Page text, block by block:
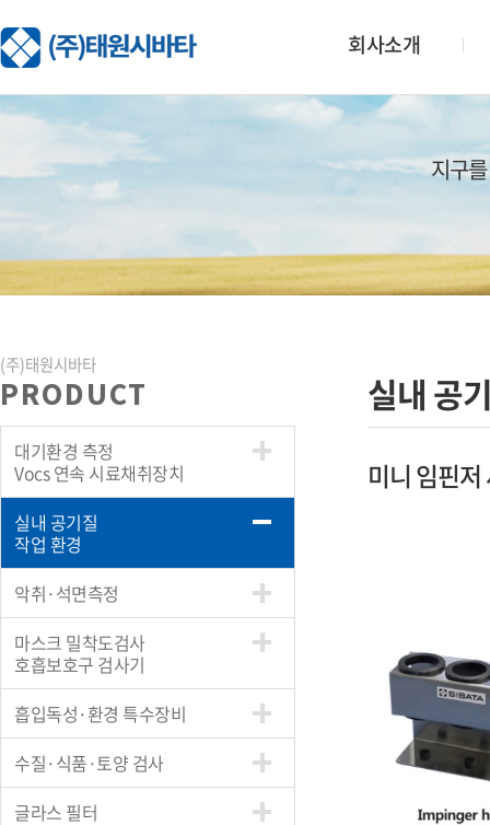
회사소개
지구
(주)태원시바타
PRODUCT
대기환경 측정
Vocs 연속 시료채취장치
실내 공기질
작업 환경
악취·석면측정
마스크 밀착도검사
호흡보호구 검사기
흡입독성·환경 특수장비
수질·식품·토양 검사
글라스 필터
실내 공
미니 임핀